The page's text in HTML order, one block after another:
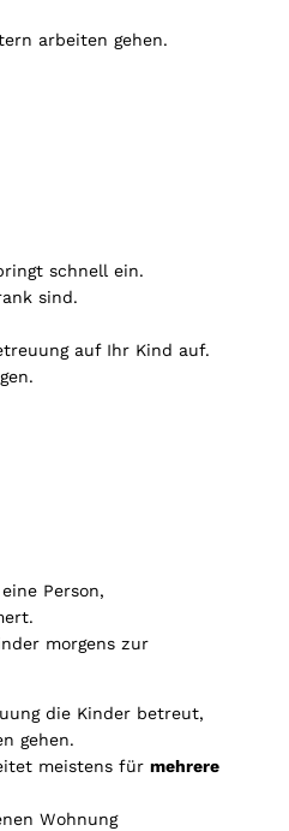
arbeiten gehen.
schnell ein.
sind.
auf Ihr Kind auf.
Person,
morgens zur
die Kinder betreut,
gehen.
meistens für mehrere
Wohnung